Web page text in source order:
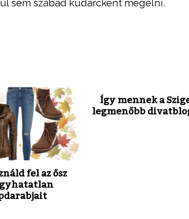
sem szabad kudarcként megélni.
fel az ősz
Így mennek a
legmenőbb